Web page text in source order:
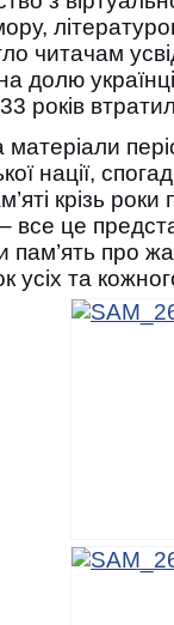
читачам
долю
років
матеріали
нації,
крізь
все це
пам’ять про
усіх та